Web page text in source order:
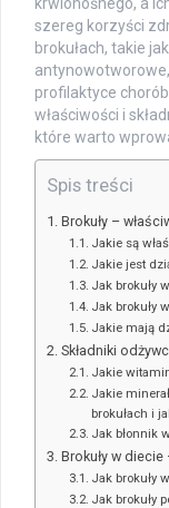
szereg korzyści
brokułach, takie
profilaktyce
właściwości i
które warto
Spis treści
Brokuły –
Jakie są
Jakie jest
Jak brokuły
Jak brokuły
Jakie mają
Składniki
Jakie
Jakie
brokułach i
Jak błonnik
Brokuły w
Jak brokuły
Jak brokuły